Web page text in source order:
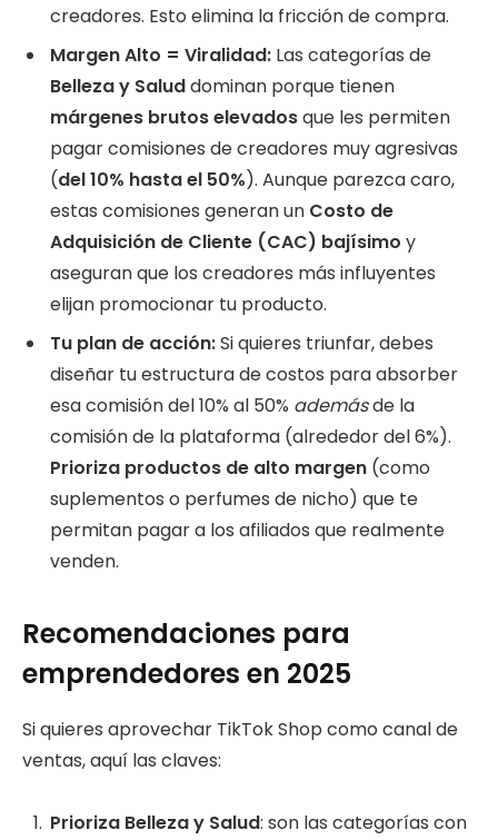
creadores. Esto elimina la fricción de compra.
Margen Alto = Viralidad: Las categorías de
Belleza y Saluddominan porque tienen
márgenes brutos elevadosque les permiten
pagar comisiones de creadores muy agresivas
(del 10% hasta el 50%). Aunque parezca caro,
estas comisiones generan un Costo de
Adquisición de Cliente (CAC) bajísimo y
aseguran que los creadores más influyentes
elijan promocionar tu producto.
Tu plan de acción:Si quieres triunfar, debes
diseñar tu estructura de costos para absorber
esa comisión del 10% al 50% ademásde la
comisión de la plataforma (alrededor del 6%).
Prioriza productos de alto margen (como
suplementos o perfumes de nicho) que te
permitan pagar a los afiliados que realmente
venden.
Recomendaciones para
emprendedores en 2025
Si quieres aprovechar TikTok Shop como canal de
ventas, aquí las claves:
Prioriza Belleza y Salud: son las categorías con